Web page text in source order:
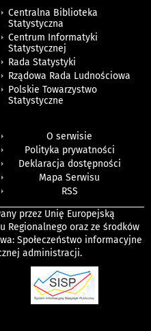
Centralna Biblioteka
Statystyczna
Centrum Informatyki
Statystycznej
Rada Statystyki
Rządowa Rada Ludnościowa
Polskie Towarzystwo
Statystyczne
O serwisie
Polityka prywatności
Deklaracja dostępności
Mapa Serwisu
RSS
przez Unię Europejską
Regionalnego oraz ze środków
Społeczeństwo informacyjne
administracji.